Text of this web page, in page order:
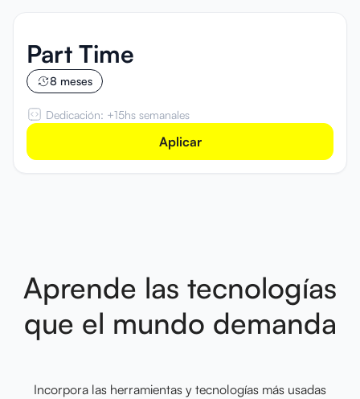
Part Time
8 meses
Dedicación: +15hs semanales
Aplicar
Aprende las tecnologías
que el mundo demanda
Incorpora las herramientas y tecnologías más usadas